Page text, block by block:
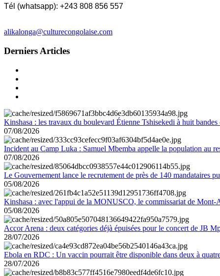
Tél (whatsapp): +243 808 856 557
alikalonga@culturecongolaise.com
Derniers Articles
Kinshasa : les travaux du boulevard Étienne Tshisekedi à huit
07/08/2026
Incident au Camp Luka : Samuel Mbemba appelle la population au
07/08/2026
Le Gouvernement lance le recrutement de près de 140 mandataires
05/08/2026
Kinshasa : avec l'appui de la MONUSCO, le commissariat de Mont-
05/08/2026
Accor Arena : deux catégories déjà épuisées pour le concert de JB
28/07/2026
Ebola en RDC : Un vaccin pourrait être disponible dans deux à
28/07/2026